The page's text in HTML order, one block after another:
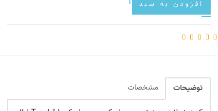
افزودن به سبد
توضیحات مشخصات